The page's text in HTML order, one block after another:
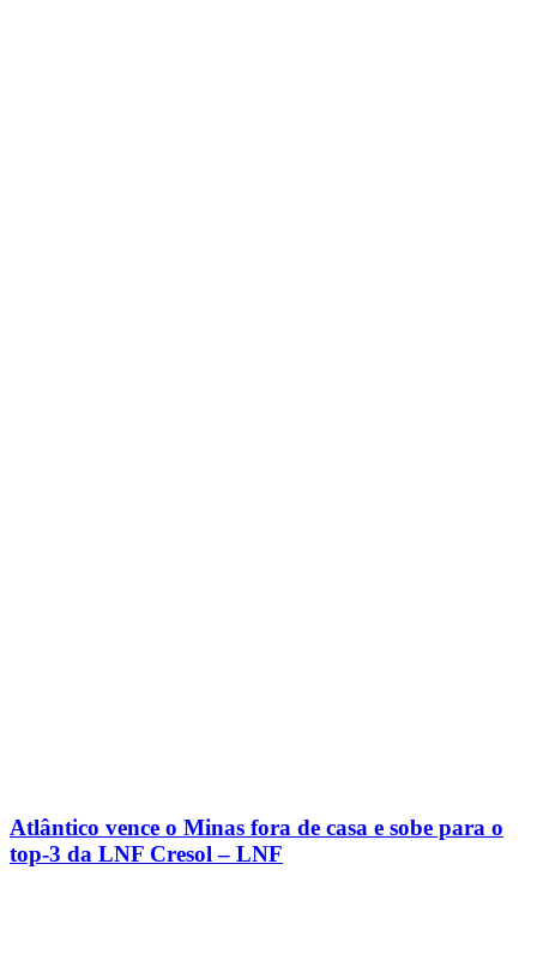
Atlântico vence o Minas fora de casa e sobe para o
top-3 da LNF Cresol – LNF